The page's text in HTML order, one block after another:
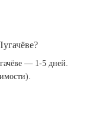
— 1-5 дней.